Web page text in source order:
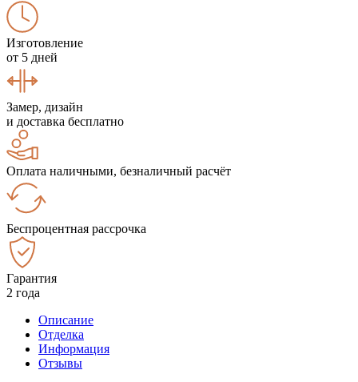
Изготовление
от 5 дней
Замер, дизайн
и доставка бесплатно
Оплата наличными, безналичный расчёт
Беспроцентная рассрочка
Гарантия
2 года
Описание
Отделка
Информация
Отзывы